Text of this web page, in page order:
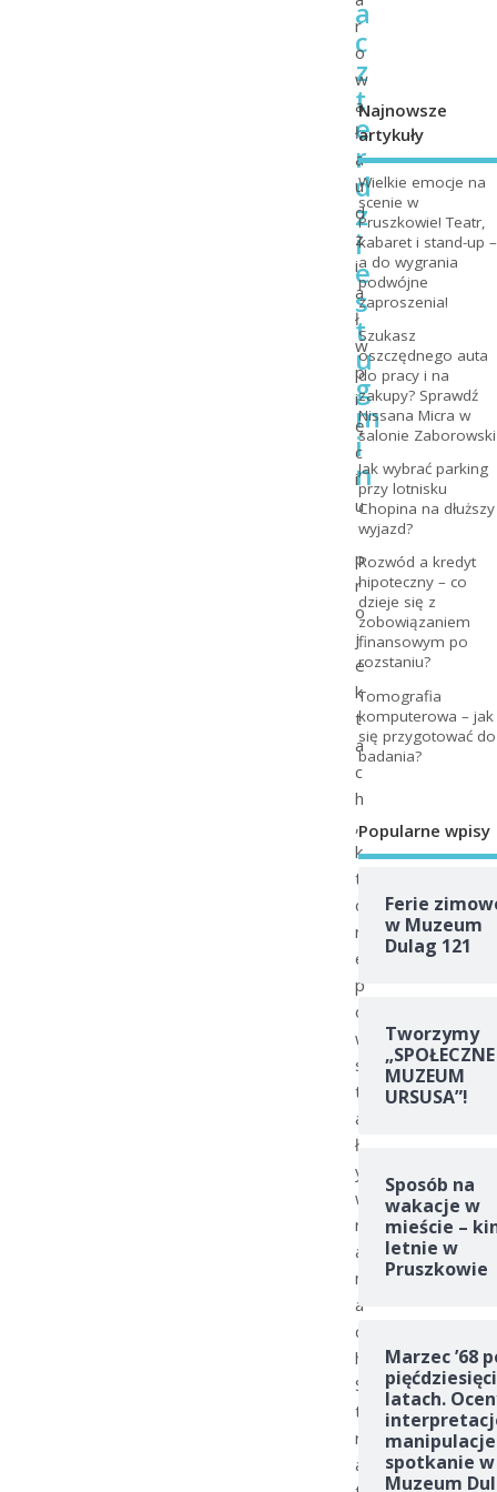
a
c
z
t
e
r
d
z
i
e
s
t
u
g
m
i
n
r
o
w
a
ł
a
u
d
z
i
a
ł
w
p
i
ę
c
i
u
p
r
o
j
e
k
t
a
c
h
,
k
t
ó
r
e
p
o
w
s
t
a
ł
y
w
r
a
m
a
c
h
S
t
r
a
Najnowsze
artykuły
Wielkie emocje na
scenie w
Pruszkowie! Teatr,
kabaret i stand-up –
a do wygrania
podwójne
zaproszenia!
Szukasz
oszczędnego auta
do pracy i na
zakupy? Sprawdź
Nissana Micra w
salonie Zaborowski
Jak wybrać parking
przy lotnisku
Chopina na dłuższy
wyjazd?
Rozwód a kredyt
hipoteczny – co
dzieje się z
zobowiązaniem
finansowym po
rozstaniu?
Tomografia
komputerowa – jak
się przygotować do
badania?
Popularne wpisy
Ferie
w Muzeum
Dulag 121
Tworzymy
„SPOŁECZNE
MUZEUM
URSUSA”!
Sposób na
wakacje w
mieście –
letnie w
Pruszkowie
Marzec ’68
latach.
spotkanie w
Muzeum